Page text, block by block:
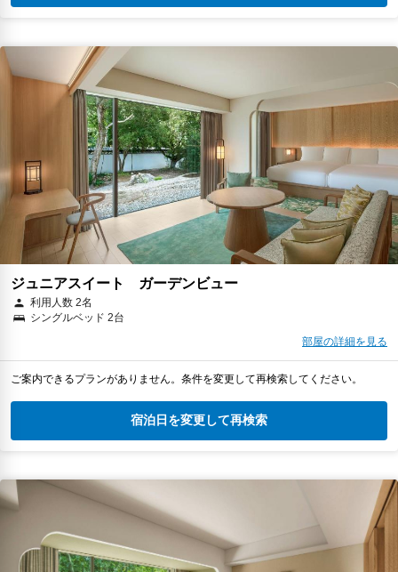
ジュニアスイート ガーデンビュー
利用人数 2名
シングルベッド 2台
部屋の詳細を見る
ご案内できるプランがありません。条件を変更して再検索してください。
宿泊日を変更して再検索